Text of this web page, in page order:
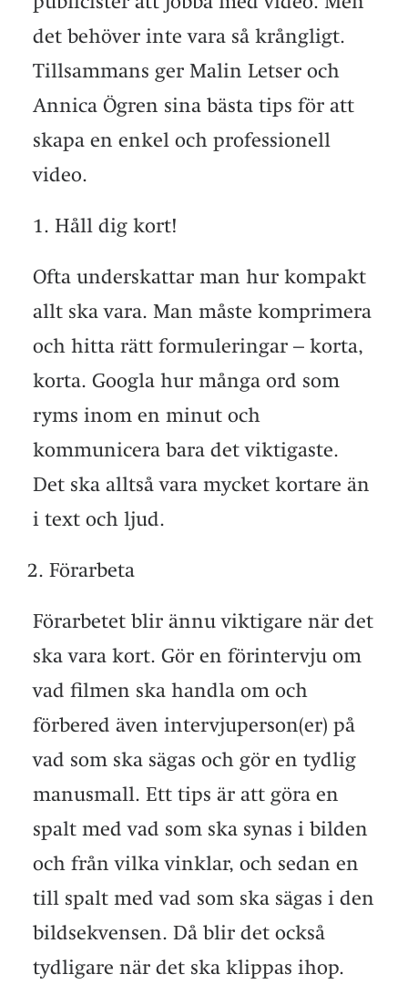
det behöver inte vara så krångligt.
Tillsammans ger Malin Letser och
Annica Ögren sina bästa tips för att
skapa en enkel och professionell
video.
Håll dig kort!
Ofta underskattar man hur kompakt
allt ska vara. Man måste komprimera
och hitta rätt formuleringar – korta,
korta. Googla hur många ord som
ryms inom en minut och
kommunicera bara det viktigaste.
Det ska alltså vara mycket kortare än
i text och ljud.
Förarbeta
Förarbetet blir ännu viktigare när det
ska vara kort. Gör en förintervju om
vad filmen ska handla om och
förbered även intervjuperson(er) på
vad som ska sägas och gör en tydlig
manusmall. Ett tips är att göra en
spalt med vad som ska synas i bilden
och från vilka vinklar, och sedan en
till spalt med vad som ska sägas i den
bildsekvensen. Då blir det också
tydligare när det ska klippas ihop.